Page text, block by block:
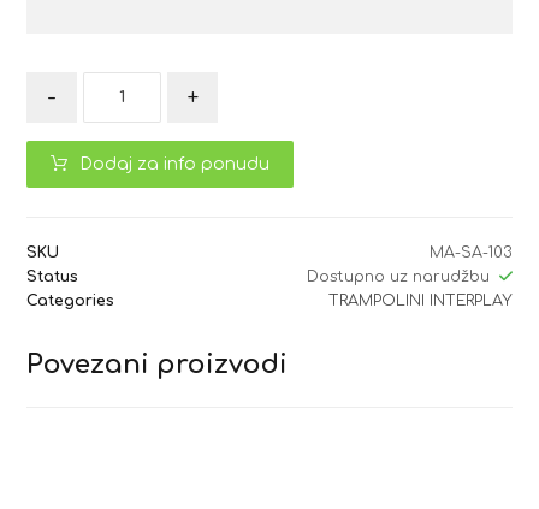
- +
Dodaj za info ponudu
SKU
MA-SA-103
Status
Dostupno uz narudžbu
Categories
TRAMPOLINI INTERPLAY
Povezani proizvodi